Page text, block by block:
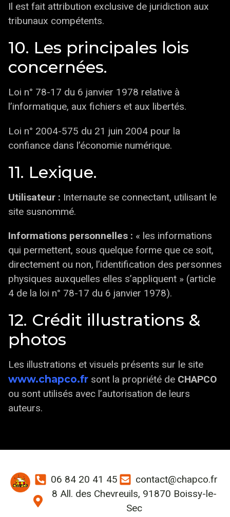
Il est fait attribution exclusive de juridiction aux
tribunaux compétents.
10. Les principales lois
concernées.
Loi n° 78-17 du 6 janvier 1978 relative à
l’informatique, aux fichiers et aux libertés.
Loi n° 2004-575 du 21 juin 2004 pour la
confiance dans l’économie numérique.
11. Lexique.
Utilisateur : Internaute se connectant, utilisant le
site susnommé.
Informations personnelles : « les informations
qui permettent, sous quelque forme que ce soit,
directement ou non, l’identification des personnes
physiques auxquelles elles s’appliquent » (article
4 de la loi n° 78-17 du 6 janvier 1978).
12. Crédit illustrations &
photos
Les illustrations et visuels présents sur le site
www.chapco.fr sont la propriété de CHAPCO
ou sont utilisés avec l’autorisation de leurs
auteurs.
06 84 20 41 45
contact@chapco.fr
8 All. des Chevreuils, 91870 Boissy-le-
Sec